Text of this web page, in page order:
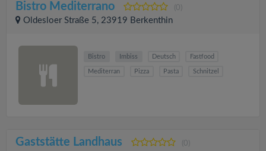
Bistro Mediterrano (0)
Oldesloer Straße 5, 23919 Berkenthin
Bistro Imbiss Deutsch Fastfood
Mediterran Pizza Pasta Schnitzel
Gaststätte Landhaus (0)